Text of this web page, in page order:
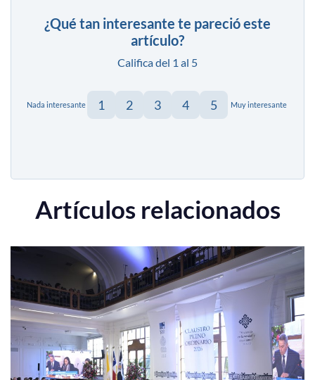
¿Qué tan interesante te pareció este
artículo?
Califica del 1 al 5
Nada interesante 1 2 3 4 5 Muy interesante
Artículos relacionados